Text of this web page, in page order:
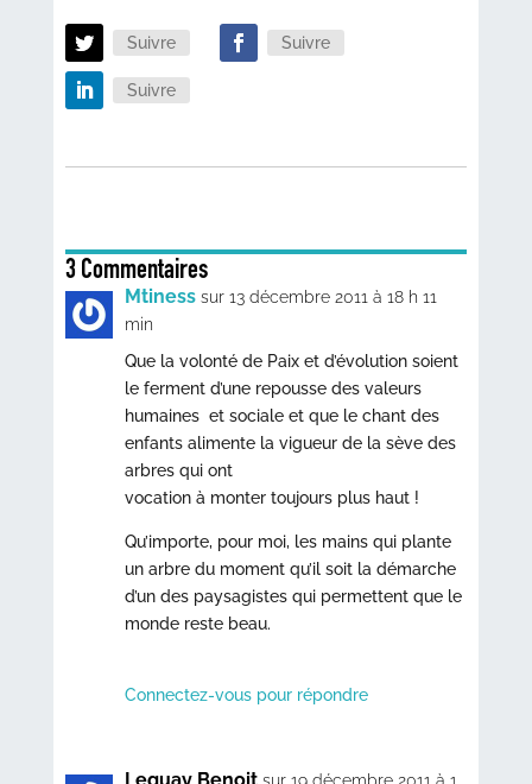
Suivre Suivre
Suivre
3 Commentaires
Mtiness sur 13 décembre 2011 à 18 h 11
min
Que la volonté de Paix et d’évolution soient
le ferment d’une repousse des valeurs
humaines et sociale et que le chant des
enfants alimente la vigueur de la sève des
arbres qui ont
vocation à monter toujours plus haut !
Qu’importe, pour moi, les mains qui plante
un arbre du moment qu’il soit la démarche
d’un des paysagistes qui permettent que le
monde reste beau.
Connectez-vous pour répondre